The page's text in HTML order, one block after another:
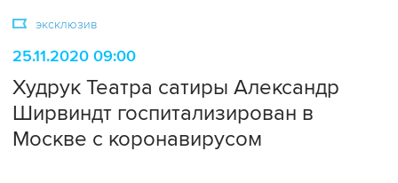
эксклюзив
25.11.2020 09:00
Худрук Театра сатиры Александр
Ширвиндт госпитализирован в
Москве с коронавирусом